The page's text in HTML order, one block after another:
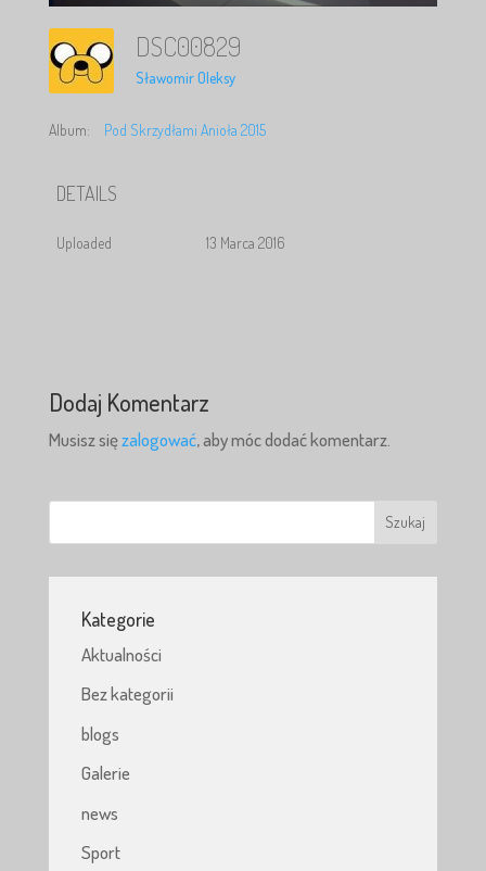
DSC00829
Sławomir Oleksy
Album: Pod Skrzydłami Anioła 2015
DETAILS
Uploaded 13 Marca 2016
Dodaj Komentarz
Musisz sięzalogować, aby móc dodać komentarz.
Kategorie
Aktualności
Bez kategorii
blogs
Galerie
news
Sport